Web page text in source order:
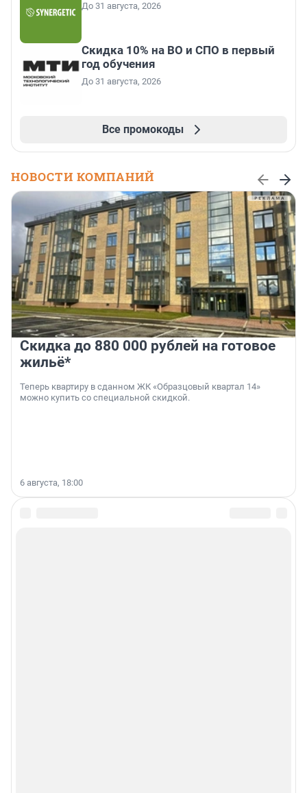
До 31 августа, 2026
Скидка 10% на ВО и СПО в первый
год обучения
До 31 августа, 2026
Все промокоды
НОВОСТИ КОМПАНИЙ
Скидка до 880 000 рублей на готовое
жильё*
Теперь квартиру в сданном ЖК «Образцовый квартал 14»
можно купить со специальной скидкой.
6 августа, 18:00